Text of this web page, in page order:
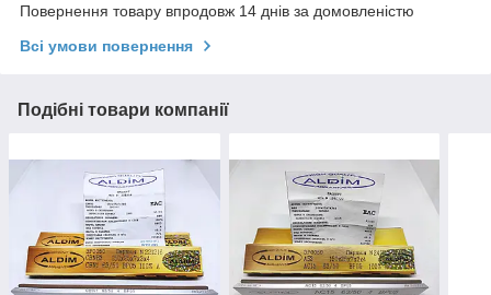
Повернення товару впродовж 14 днів за домовленістю
Всі умови повернення
Подібні товари компанії